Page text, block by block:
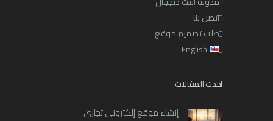
اتصل بنا
طلب تصميم موقع
English
احدث المقالات
إنشاء موقع إلكتروني تجاري